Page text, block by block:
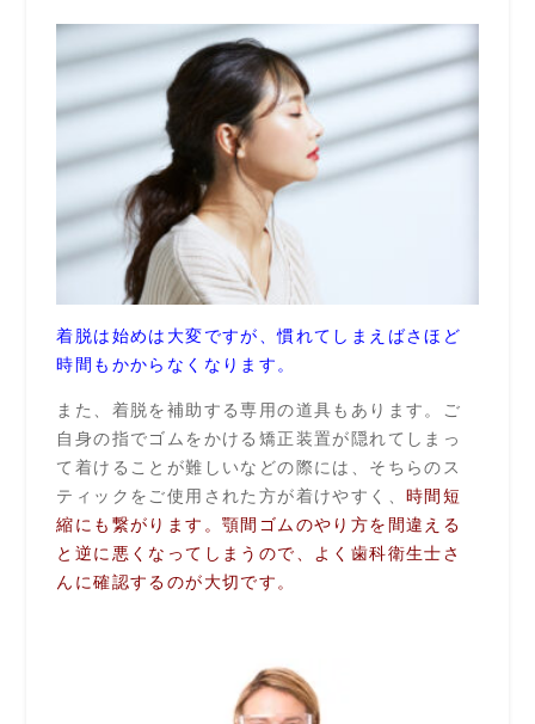
着脱は始めは大変ですが、慣れてしまえばさほど
時間もかからなくなります。
また、着脱を補助する専用の道具もあります。ご
自身の指でゴムをかける矯正装置が隠れてしまっ
て着けることが難しいなどの際には、そちらのス
ティックをご使用された方が着けやすく、 時間短
縮にも繋がります。顎間ゴムのやり方を間違える
と逆に悪くなってしまうので、よく歯科衛生士さ
んに確認するのが大切です。